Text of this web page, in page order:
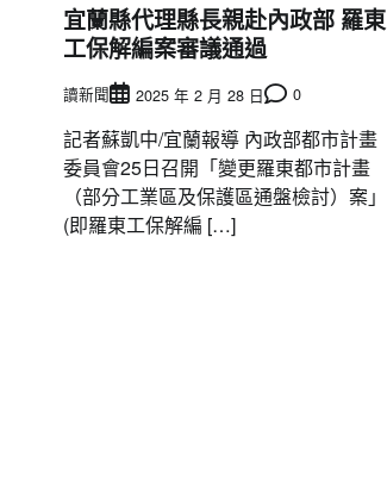
宜蘭縣代理縣長親赴內政部 羅東
工保解編案審議通過
讀新聞 2025 年 2 月 28 日 0
記者蘇凱中/宜蘭報導 內政部都市計畫
委員會25日召開「變更羅東都市計畫
（部分工業區及保護區通盤檢討）案」
(即羅東工保解編 […]